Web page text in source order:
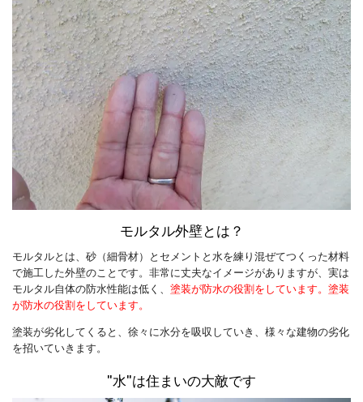
モルタル外壁とは？
モルタルとは、砂（細骨材）とセメントと水を練り混ぜてつくった材料
で施工した外壁のことです。非常に丈夫なイメージがありますが、実は
モルタル自体の防水性能は低く、 塗装が防水の役割をしています。塗装
が防水の役割をしています。
塗装が劣化してくると、徐々に水分を吸収していき、様々な建物の劣化
を招いていきます。
"水"は住まいの大敵です